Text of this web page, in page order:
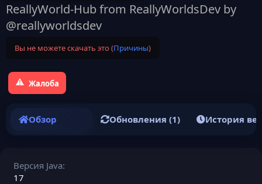
ReallyWorld-Hub from ReallyWorldsDev by
@reallyworldsdev
Вы не можете скачать это (Причины)
Жалоба
Обзор Обновления (1) История
Версия Java
17